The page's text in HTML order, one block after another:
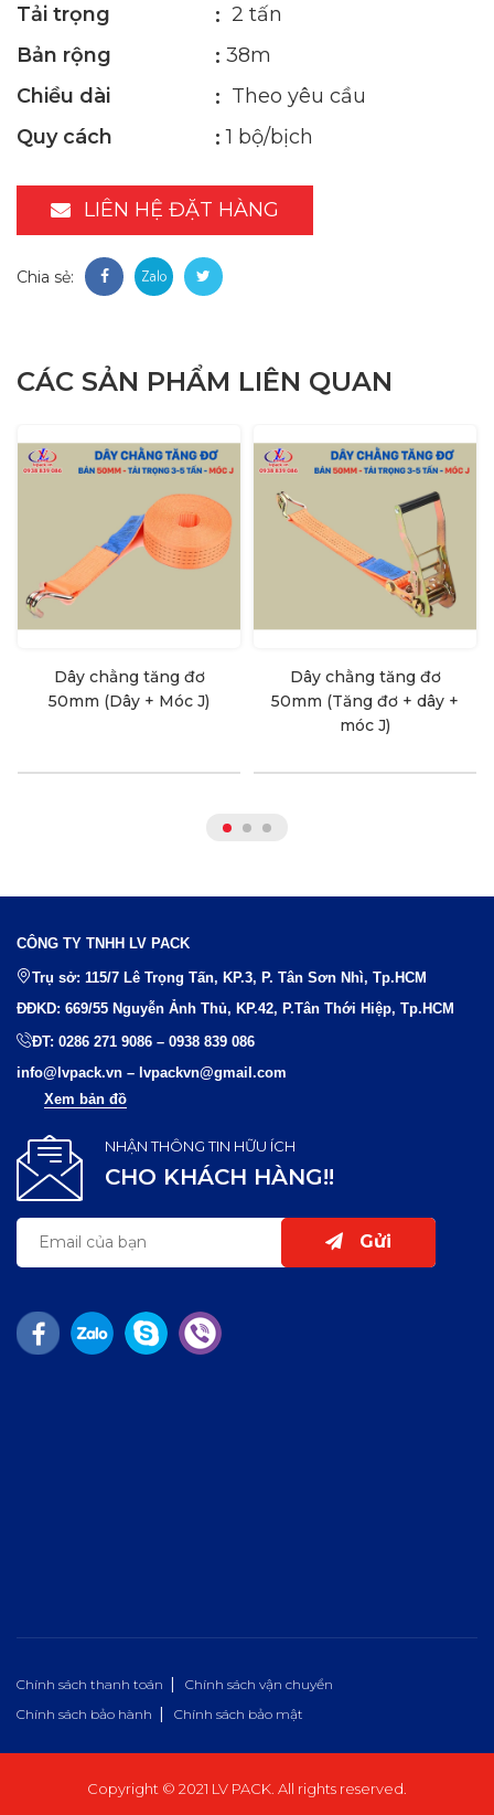
Tải trọng
2 tấn
Bản rộng
38m
Chiều dài
Theo yêu cầu
Quy cách
1 bộ/bịch
LIÊN HỆ ĐẶT HÀNG
Chia sẻ:
CÁC SẢN PHẨM LIÊN QUAN
Dây chằng tăng đơ
50mm (Dây + Móc J)
Dây chằng tăng đơ
50mm (Tăng đơ + dây +
móc J)
CÔNG TY TNHH LV PACK
Trụ sở: 115/7 Lê Trọng Tấn, KP.3, P. Tân Sơn Nhì, Tp.HCM
ĐĐKD: 669/55 Nguyễn Ảnh Thủ, KP.42, P.Tân Thới Hiệp, Tp.HCM
ĐT: 0286 271 9086 – 0938 839 086
info@lvpack.vn – lvpackvn@gmail.com
Xem bản đồ
NHẬN THÔNG TIN HỮU ÍCH
CHO KHÁCH HÀNG!!
Gửi
Chính sách thanh toán
Chính sách vận chuyển
Chính sách bảo hành
Chính sách bảo mật
Copyright © 2021 LV PACK. All rights reserved.